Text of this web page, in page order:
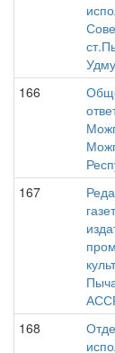
166
167
168